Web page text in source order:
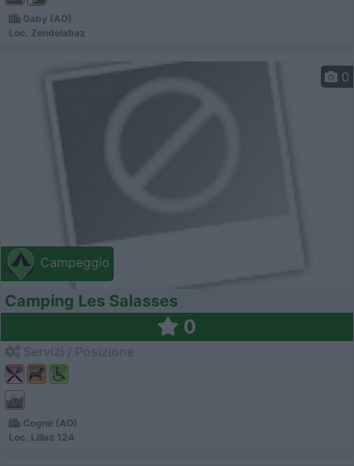
Gaby (AO)
Loc. Zendelabaz
Campeggio
0
Camping Les Salasses
0
Cogne (AO)
Loc. Lillaz 124